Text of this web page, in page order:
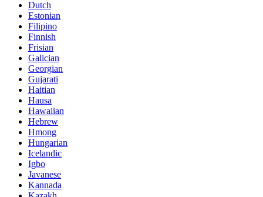
Dutch
Estonian
Filipino
Finnish
Frisian
Galician
Georgian
Gujarati
Haitian
Hausa
Hawaiian
Hebrew
Hmong
Hungarian
Icelandic
Igbo
Javanese
Kannada